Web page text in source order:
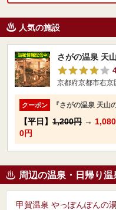
人気の施設
さがの温泉 天
京都府京都市右
クーポン 『さがの温泉 天山
【平日】 1,200円 →
0円
周辺の温泉・日帰り
甲賀温泉 やっぽんぽんの